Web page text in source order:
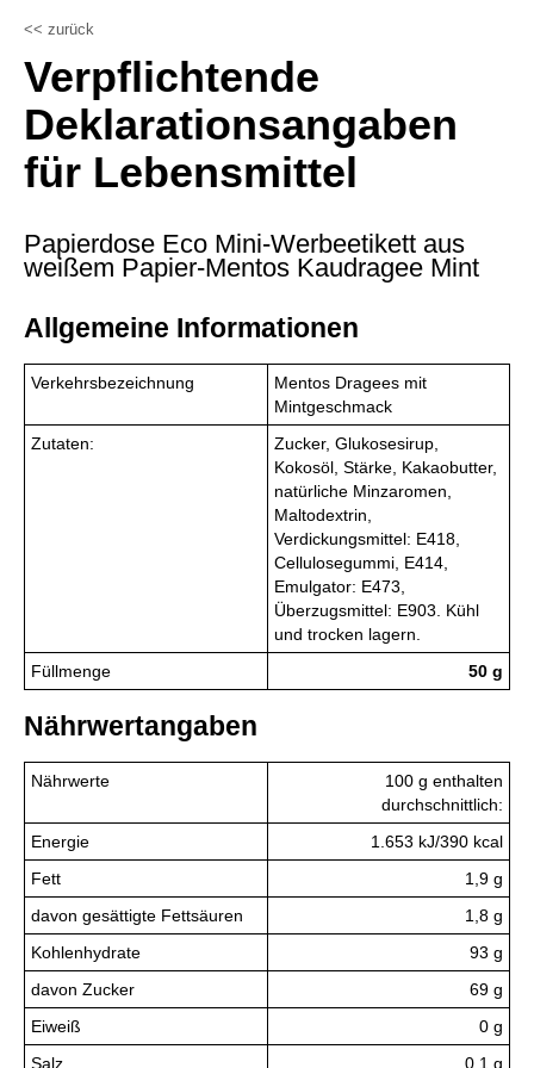
<< zurück
Verpflichtende
Deklarationsangaben
für Lebensmittel
Papierdose Eco Mini-Werbeetikett aus
weißem Papier-Mentos Kaudragee Mint
Allgemeine Informationen
Verkehrsbezeichnung
Mentos Dragees mit
Mintgeschmack
Zutaten:
Zucker, Glukosesirup,
Kokosöl, Stärke, Kakaobutter,
natürliche Minzaromen,
Maltodextrin,
Verdickungsmittel: E418,
Cellulosegummi, E414,
Emulgator: E473,
Überzugsmittel: E903. Kühl
und trocken lagern.
Füllmenge
50 g
Nährwertangaben
Nährwerte
100 g enthalten
durchschnittlich:
Energie
1.653 kJ/390 kcal
Fett
1,9 g
davon gesättigte Fettsäuren
1,8 g
Kohlenhydrate
93 g
davon Zucker
69 g
Eiweiß
0 g
Salz
0,1 g